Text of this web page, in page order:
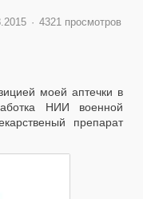
4321 просмотров
моей аптечки в
НИИ военной
препарат